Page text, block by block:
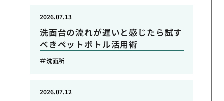
洗面台の流れが遅いと感じたら試す
べきペットボトル活用術
2026.07.13
洗面所
2026.07.12